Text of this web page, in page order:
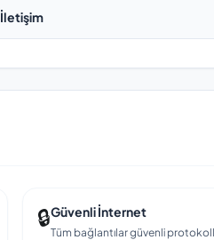
İletişim
🔒Güvenli İnternet
Tüm bağlantılar güvenli